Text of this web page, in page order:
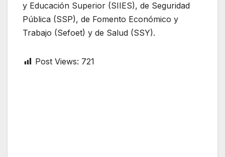
y Educación Superior (SIIES), de Seguridad
Pública (SSP), de Fomento Económico y
Trabajo (Sefoet) y de Salud (SSY).
Post Views: 721